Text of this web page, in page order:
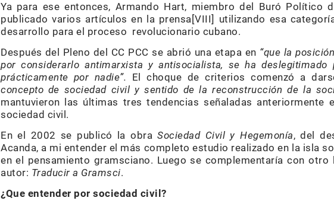
Ya para ese entonces, Armando Hart, miembro del Buró Político
publicado varios artículos en la prensa[VIII] utilizando esa
desarrollo para el proceso revolucionario cubano.
Después del Pleno del CC PCC se abrió una etapa en “que la
por considerarlo antimarxista y antisocialista, se ha
prácticamente por nadie”. El choque de criterios comenzó a
concepto de sociedad civil y sentido de la reconstrucción de la
mantuvieron las últimas tres tendencias señaladas anteriormente
sociedad civil.
En el 2002 se publicó la obraSociedad Civil y Hegemonía, del
Acanda, a mi entender el más completo estudio realizado en la isla
en el pensamiento gramsciano. Luego se complementaría con
autor: Traducir a Gramsci.
¿Que entender por sociedad civil?